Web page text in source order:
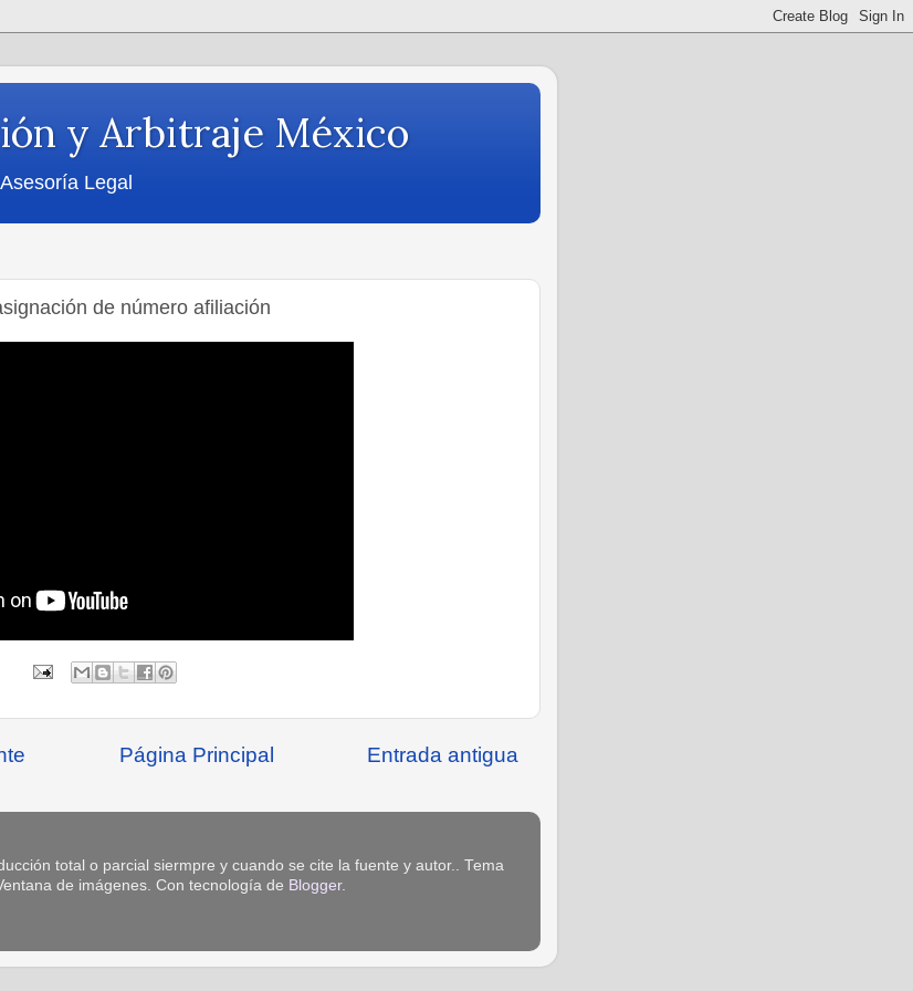
y Arbitraje México
Legal
de número afiliación
Entrada antigua
Página Principal
total o parcial siermpre y cuando se cite la fuente y autor.. Tema
de imágenes. Con tecnología de Blogger.